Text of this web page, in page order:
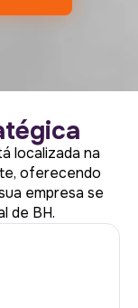
localizada na
oferecendo
empresa se
de BH.